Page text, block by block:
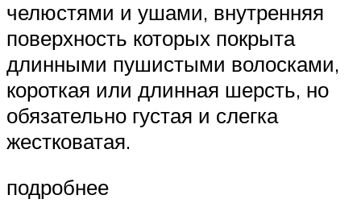
челюстями и ушами, внутренняя
поверхность которых покрыта
длинными пушистыми волосками,
короткая или длинная шерсть, но
обязательно густая и слегка
жестковатая.
подробнее